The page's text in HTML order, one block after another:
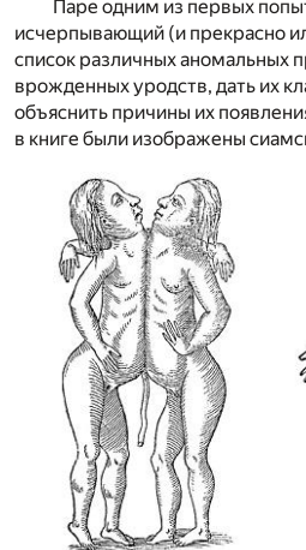
Паре одним из первых
исчерпывающий (и прекрасно
список различных аномальных
врожденных уродств, дать их
объяснить причины их
в книге были изображены